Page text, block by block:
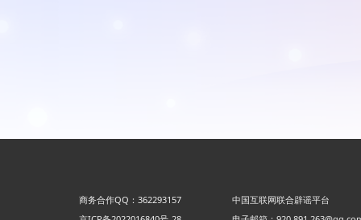
商务合作QQ：362293157
中国互联网联合辟谣平台